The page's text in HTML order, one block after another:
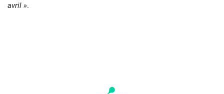
avril ».